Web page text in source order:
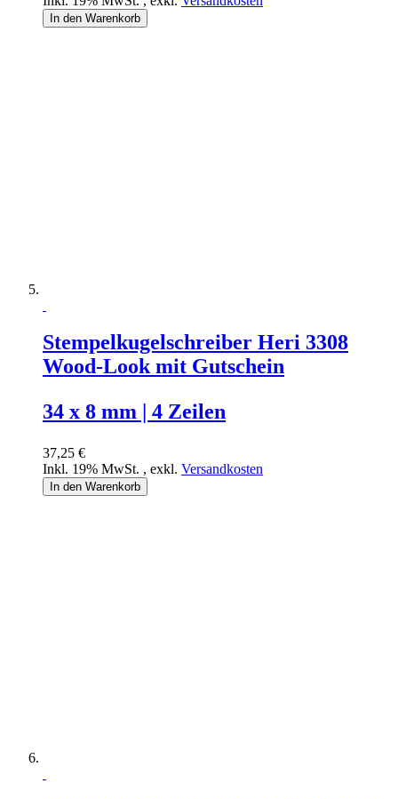
In den Warenkorb
Stempelkugelschreiber Heri 3308
Wood-Look mit Gutschein
34 x 8 mm | 4 Zeilen
37,25 €
Inkl. 19% MwSt. , exkl. Versandkosten
In den Warenkorb